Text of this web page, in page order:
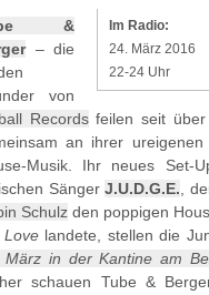
Im Radio:
24. März 2016
22-24 Uhr
&
– die
von
Recordsfeilen seit über
an ihrer ureigenen
Musik. Ihr neues Set-
SängerJ.U.D.G.E.,
Schulz den poppigen
landete, stellen die
März in der Kantine am
schauen Tube &